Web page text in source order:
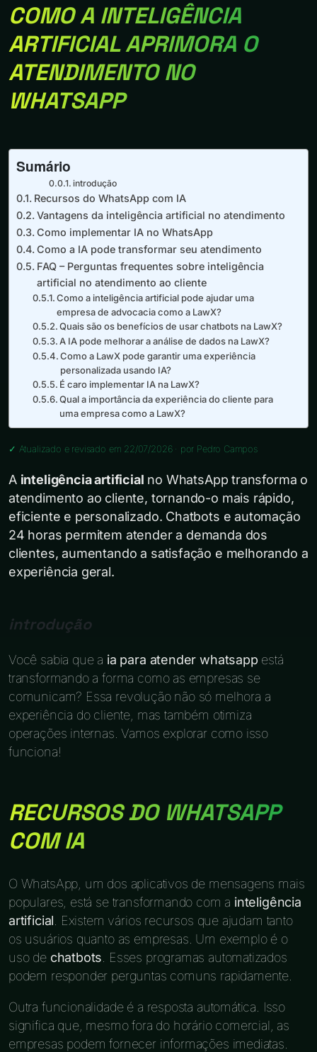
COMO A INTELIGÊNCIA
ARTIFICIAL APRIMORA O
ATENDIMENTO NO
WHATSAPP
Sumário
introdução
Recursos do WhatsApp com IA
Vantagens da inteligência artificial no atendimento
Como implementar IA no WhatsApp
Como a IA pode transformar seu atendimento
FAQ – Perguntas frequentes sobre inteligência
artificial no atendimento ao cliente
Como a inteligência artificial pode ajudar uma
empresa de advocacia como a LawX?
Quais são os benefícios de usar chatbots na LawX?
A IA pode melhorar a análise de dados na LawX?
Como a LawX pode garantir uma experiência
personalizada usando IA?
É caro implementar IA na LawX?
Qual a importância da experiência do cliente para
uma empresa como a LawX?
✓ Atualizado e revisado em 22/07/2026 · por Pedro Campos
A inteligência artificial no WhatsApp transforma o
atendimento ao cliente, tornando-o mais rápido,
eficiente e personalizado. Chatbots e automação
24 horas permitem atender a demanda dos
clientes, aumentando a satisfação e melhorando a
experiência geral.
introdução
Você sabia que a ia para atender whatsapp está
transformando a forma como as empresas se
comunicam? Essa revolução não só melhora a
experiência do cliente, mas também otimiza
operações internas. Vamos explorar como isso
funciona!
RECURSOS DO WHATSAPP
COM IA
O WhatsApp, um dos aplicativos de mensagens mais
populares, está se transformando com a inteligência
artificial . Existem vários recursos que ajudam tanto
os usuários quanto as empresas. Um exemplo é o
uso de chatbots . Esses programas automatizados
podem responder perguntas comuns rapidamente.
Outra funcionalidade é a resposta automática. Isso
significa que, mesmo fora do horário comercial, as
empresas podem fornecer informações imediatas.